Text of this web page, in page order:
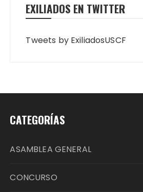
EXILIADOS EN TWITTER
Tweets by ExiliadosUSCF
CATEGORÍAS
ASAMBLEA GENERAL
CONCURSO